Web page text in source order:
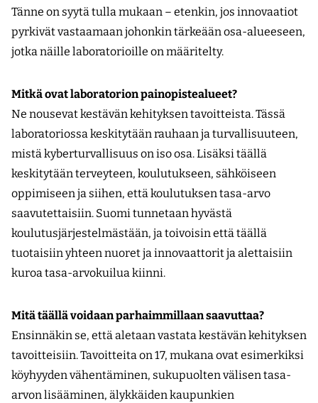
Tänne on syytä tulla mukaan – etenkin, jos innovaatiot
pyrkivät vastaamaan johonkin tärkeään osa-alueeseen,
jotka näille laboratorioille on määritelty.
Mitkä ovat laboratorion painopistealueet?
Ne nousevat kestävän kehityksen tavoitteista. Tässä
laboratoriossa keskitytään rauhaan ja turvallisuuteen,
mistä kyberturvallisuus on iso osa. Lisäksi täällä
keskitytään terveyteen, koulutukseen, sähköiseen
oppimiseen ja siihen, että koulutuksen tasa-arvo
saavutettaisiin. Suomi tunnetaan hyvästä
koulutusjärjestelmästään, ja toivoisin että täällä
tuotaisiin yhteen nuoret ja innovaattorit ja alettaisiin
kuroa tasa-arvokuilua kiinni.
Mitä täällä voidaan parhaimmillaan saavuttaa?
Ensinnäkin se, että aletaan vastata kestävän kehityksen
tavoitteisiin. Tavoitteita on 17, mukana ovat esimerkiksi
köyhyyden vähentäminen, sukupuolten välisen tasa-
arvon lisääminen, älykkäiden kaupunkien